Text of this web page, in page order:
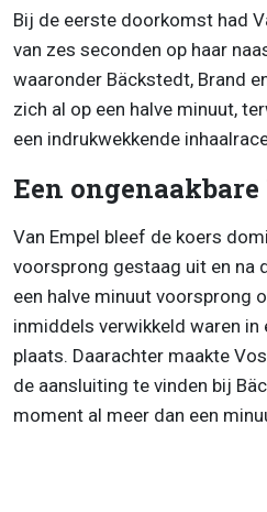
Bij de eerste doorkomst had
van zes seconden op haar
waaronder Bäckstedt, Brand
zich al op een halve minuut,
een indrukwekkende
Een
Van Empel bleef de koers
voorsprong gestaag uit en na
een halve minuut voorsprong
inmiddels verwikkeld waren
plaats. Daarachter maakte
de aansluiting te vinden bij
moment al meer dan een